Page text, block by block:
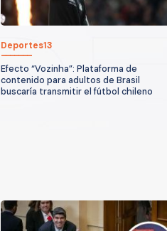
Deportes13
Efecto “Vozinha”: Plataforma de
contenido para adultos de Brasil
buscaría transmitir el fútbol chileno